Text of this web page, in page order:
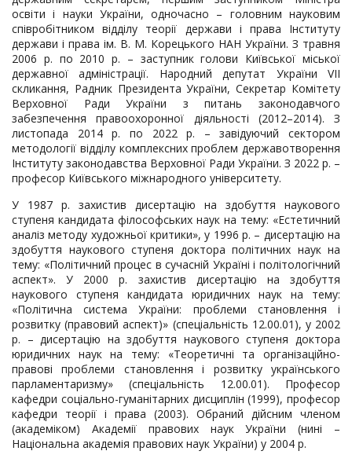
освіти і науки України, одночасно – головним науковим
співробітником відділу теорії держави і права Інституту
держави і права ім. В. М. Корецького НАН України. З травня
2006 р. по 2010 р. – заступник голови Київської міської
державної адміністрації. Народний депутат України VІІ
скликання, Радник Президента України, Секретар Комітету
Верховної Ради України з питань законодавчого
забезпечення правоохоронної діяльності (2012–2014). З
листопада 2014 р. по 2022 р. – завідуючий сектором
методології відділу комплексних проблем державотворення
Інституту законодавства Верховної Ради України. З 2022 р. –
професор Київського міжнародного університету.
У 1987 р. захистив дисертацію на здобуття наукового
ступеня кандидата філософських наук на тему: «Естетичний
аналіз методу художньої критики», у 1996 р. – дисертацію на
здобуття наукового ступеня доктора політичних наук на
тему: «Політичний процес в сучасній Україні і політологічний
аспект». У 2000 р. захистив дисертацію на здобуття
наукового ступеня кандидата юридичних наук на тему:
«Політична система України: проблеми становлення і
розвитку (правовий аспект)» (спеціальність 12.00.01), у 2002
р. – дисертацію на здобуття наукового ступеня доктора
юридичних наук на тему: «Теоретичні та організаційно-
правові проблеми становлення і розвитку українського
парламентаризму» (спеціальність 12.00.01). Професор
кафедри соціально-гуманітарних дисциплін (1999), професор
кафедри теорії і права (2003). Обраний дійсним членом
(академіком) Академії правових наук України (нині –
Національна академія правових наук України) у 2004 р.